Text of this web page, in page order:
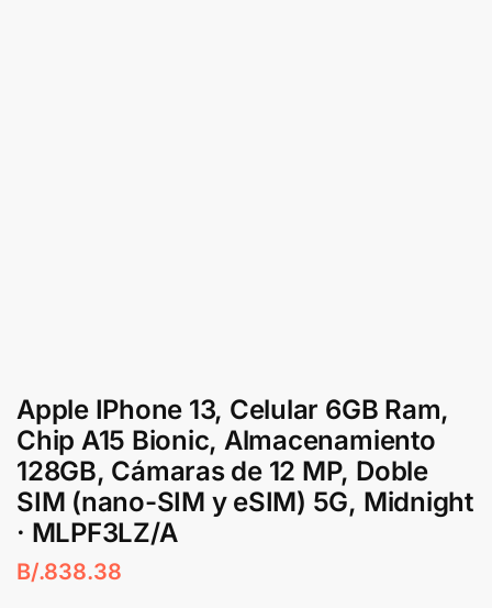
Apple IPhone 13, Celular 6GB Ram,
Chip A15 Bionic, Almacenamiento
128GB, Cámaras de 12 MP, Doble
SIM (nano-SIM y eSIM) 5G, Midnight
· MLPF3LZ/A
B/.838.38